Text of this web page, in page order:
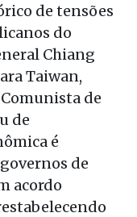
de tensões
do
Chiang
Taiwan,
de
de
é
de
acordo